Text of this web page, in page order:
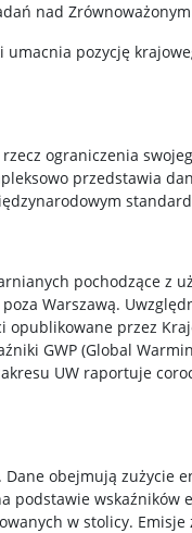
nad Zrównoważonym
pozycję
ograniczenia
przedstawia
pochodzące z
Warszawą.
przez
GWP (Global
UW raportuje
obejmują zużycie
podstawie
w stolicy.